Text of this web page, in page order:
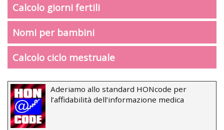
Calcolo giorni fertili
Nomi per bambini
Calcolo ciclo mestruale
Aderiamo allo standard HONcode per
l’affidabilità dell’informazione medica